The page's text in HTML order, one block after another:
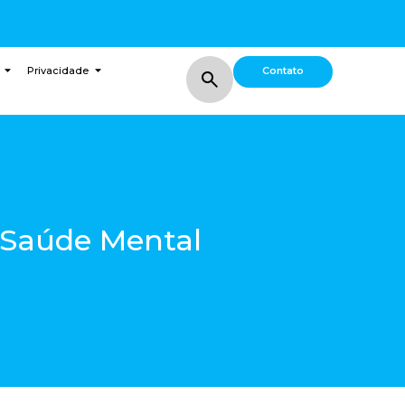
Privacidade Contato
Mental